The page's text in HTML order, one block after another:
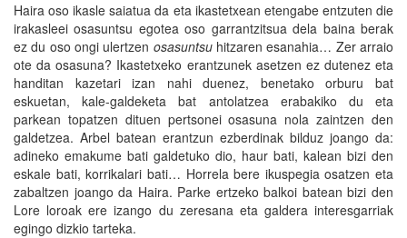
Haira oso ikasle saiatua da eta ikastetxean etengabe entzuten die
irakasleei osasuntsu egotea oso garrantzitsua dela baina berak
ez du oso ongi ulertzen osasuntsuhitzaren esanahia… Zer arraio
ote da osasuna? Ikastetxeko erantzunek asetzen ez dutenez eta
handitan kazetari izan nahi duenez, benetako orburu bat
eskuetan, kale-galdeketa bat antolatzea erabakiko du eta
parkean topatzen dituen pertsonei osasuna nola zaintzen den
galdetzea. Arbel batean erantzun ezberdinak bilduz joango da:
adineko emakume bati galdetuko dio, haur bati, kalean bizi den
eskale bati, korrikalari bati… Horrela bere ikuspegia osatzen eta
zabaltzen joango da Haira. Parke ertzeko balkoi batean bizi den
Lore loroak ere izango du zeresana eta galdera interesgarriak
egingo dizkio tarteka.